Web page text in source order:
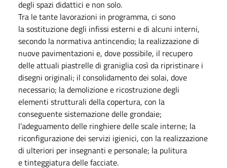
degli spazi didattici e non solo.
Tra le tante lavorazioni in programma, ci sono
la sostituzione degli infissi esterni e di alcuni interni,
secondo la normativa antincendio; la realizzazione di
nuove pavimentazioni e, dove possibile, il recupero
delle attuali piastrelle di graniglia così da ripristinare i
disegni originali; il consolidamento dei solai, dove
necessario; la demolizione e ricostruzione degli
elementi strutturali della copertura, con la
conseguente sistemazione delle grondaie;
l’adeguamento delle ringhiere delle scale interne; la
riconfigurazione dei servizi igienici, con la realizzazione
di ulteriori per insegnanti e personale; la pulitura
e tinteggiatura delle facciate.